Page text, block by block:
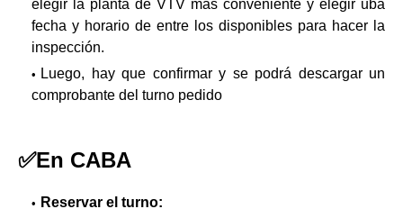
elegir la planta de VTV más conveniente y elegir uba
fecha y horario de entre los disponibles para hacer la
inspección.
Luego, hay que confirmar y se podrá descargar un
comprobante del turno pedido
✅En CABA
Reservar el turno: